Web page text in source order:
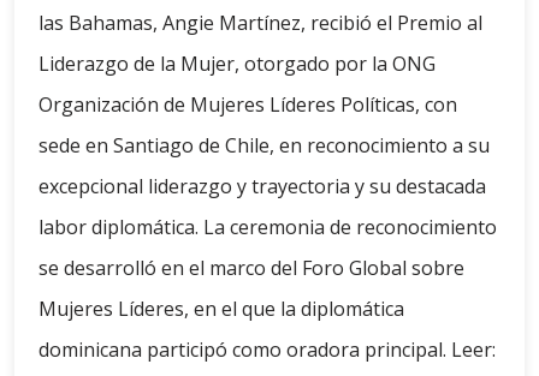
las Bahamas, Angie Martínez, recibió el Premio al
Liderazgo de la Mujer, otorgado por la ONG
Organización de Mujeres Líderes Políticas, con
sede en Santiago de Chile, en reconocimiento a su
excepcional liderazgo y trayectoria y su destacada
labor diplomática. La ceremonia de reconocimiento
se desarrolló en el marco del Foro Global sobre
Mujeres Líderes, en el que la diplomática
dominicana participó como oradora principal. Leer: